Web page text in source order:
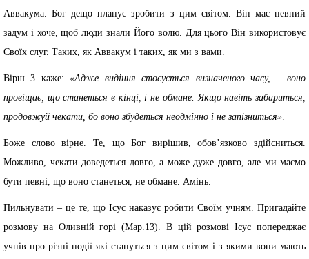
Аввакума. Бог дещо планує зробити з цим світом. Він має певний
задум і хоче, щоб люди знали Його волю. Для цього Він використовує
Своїх слуг. Таких, як Аввакум і таких, як ми з вами.
Вірш 3 каже:«Адже видіння стосується визначеного часу, – воно
провіщає, що станеться в кінці, і не обмане. Якщо навіть забариться,
продовжуй чекати, бо воно збудеться неодмінно і не запізниться»
Боже слово вірне. Те, що Бог вирішив, обов’язково здійсниться.
Можливо, чекати доведеться довго, а може дуже довго, але ми маємо
бути певні, що воно станеться, не обмане. Амінь.
Пильнувати – це те, що Ісус наказує робити Своїм учням. Пригадайте
розмову на Оливній горі (Мар.13). В цій розмові Ісус попереджає
учнів про різні події які стануться з цим світом і з якими вони мають